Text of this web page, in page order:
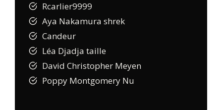
Rcarlier9999
Aya Nakamura shrek
Candeur
Léa Djadja taille
David Christopher Meyen
Poppy Montgomery Nu